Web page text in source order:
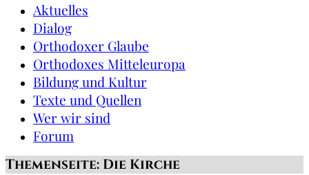
Aktuelles
Dialog
Orthodoxer Glaube
Orthodoxes Mitteleuropa
Bildung und Kultur
Texte und Quellen
Wer wir sind
Forum
Themenseite: Die Kirche